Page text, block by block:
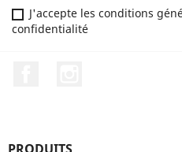
J'accepte les conditions
confidentialité